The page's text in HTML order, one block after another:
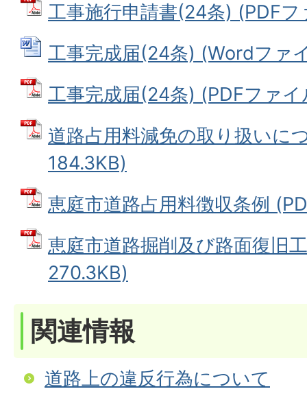
工事施行申請書(24条) (PDF
工事完成届(24条) (Wordファ
工事完成届(24条) (PDFファ
道路占用料減免の取り扱いに
184.3KB)
恵庭市道路占用料徴収条例
恵庭市道路掘削及び路面復旧
270.3KB)
関連情報
道路上の違反行為について